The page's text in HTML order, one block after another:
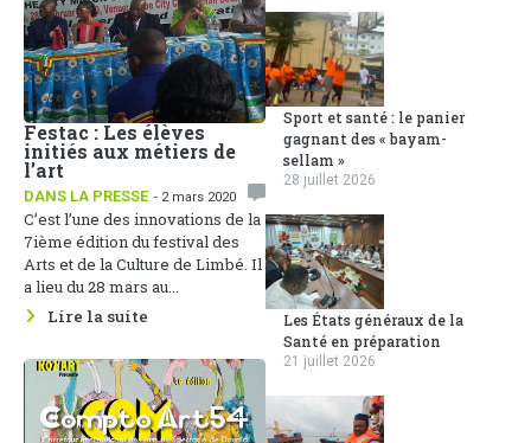
Festac : Les élèves
initiés aux métiers de
l’art
DANS LA PRESSE - 2 mars 2020
C’est l’une des innovations de la
7ième édition du festival des
Arts et de la Culture de Limbé. Il
a lieu du 28 mars au...
Lire la suite
Sport et santé : le panier
gagnant des « bayam-
sellam »
28 juillet 2026
Les États généraux de la
Santé en préparation
21 juillet 2026